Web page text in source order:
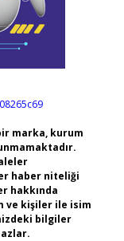
marka, kurum
haber niteliği
hakkında
ve kişiler ile isim
bilgiler